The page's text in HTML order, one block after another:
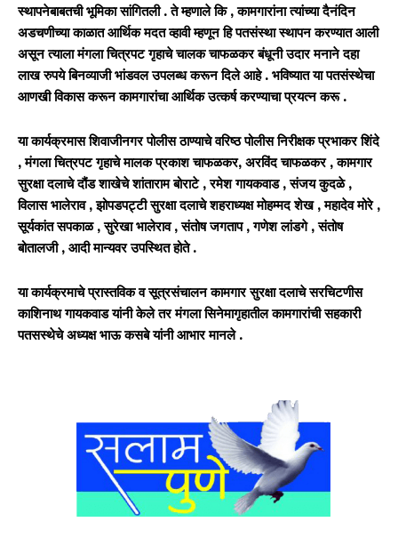
स्थापनेबाबतची भूमिका सांगितली . ते म्हणाले कि ,कामगारांना त्यांच्या दैनंदिन
अडचणीच्या काळात आर्थिक मदत व्हावी म्हणून हि पतसंस्था स्थापन करण्यात आली
असून त्याला मंगला चित्रपट गृहाचे चालक चाफळकर बंधूनी उदार मनाने दहा
लाख रुपये बिनव्याजी भांडवल उपलब्ध करून दिले आहे . भविष्यात या पतसंस्थेचा
आणखी विकास करून कामगारांचा आर्थिक उत्कर्ष करण्याचा प्रयत्न करू .
या कार्यक्रमास शिवाजीनगर पोलीस ठाण्याचे वरिष्ठ पोलीस निरीक्षक प्रभाकर शिंदे
,मंगला चित्रपट गृहाचे मालक प्रकाश चाफळकर, अरविंद चाफळकर ,कामगार
सुरक्षा दलाचे दौंड शाखेचे शांताराम बोराटे ,रमेश गायकवाड ,संजय कुदळे ,
विलास भालेराव,झोपडपट्टी सुरक्षा दलाचे शहराध्यक्ष मोहम्मद शेख ,महादेव मोरे ,
सूर्यकांत सपकाळ ,सुरेखा भालेराव,संतोष जगताप ,गणेश लांडगे ,संतोष
बोतालजी, आदी मान्यवर उपस्थित होते .
या कार्यक्रमाचे प्रास्तविक व सूत्रसंचालन कामगार सुरक्षा दलाचे सरचिटणीस
काशिनाथ गायकवाड यांनी केले तर मंगला सिनेमागृहातील कामगारांची सहकारी
पतसस्थेचे अध्यक्ष भाऊ कसबे यांनी आभार मानले .